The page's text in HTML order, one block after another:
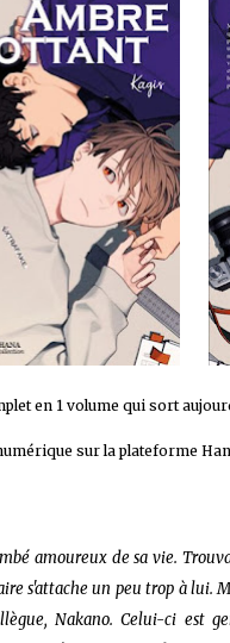
un bénéfice sur les achats
en 1 volume qui sort
sur la plateforme
amoureux de sa vie.
s'attache un peu trop à
Nakano. Celui-ci est